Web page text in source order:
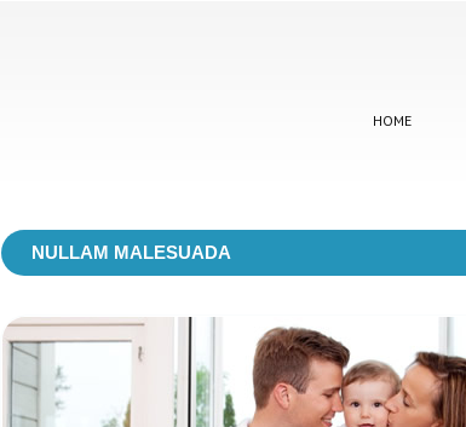
HOME
NULLAM MALESUADA